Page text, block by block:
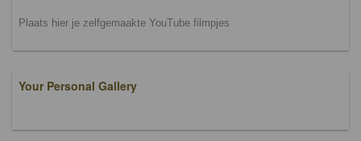
Plaats hier je zelfgemaakte YouTube filmpjes
Your Personal Gallery